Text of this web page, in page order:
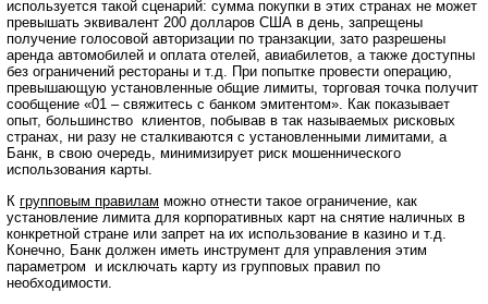
используется такой сценарий: сумма покупки в этих странах не может
превышать эквивалент 200 долларов США в день, запрещены
получение голосовой авторизации по транзакции, зато разрешены
аренда автомобилей и оплата отелей, авиабилетов, а также доступны
без ограничений рестораны и т.д. При попытке провести операцию,
превышающую установленные общие лимиты, торговая точка получит
сообщение «01 – свяжитесь с банком эмитентом». Как показывает
опыт, большинство клиентов, побывав в так называемых рисковых
странах, ни разу не сталкиваются с установленными лимитами, а
Банк, в свою очередь, минимизирует риск мошеннического
использования карты.
К групповым правилам можно отнести такое ограничение, как
установление лимита для корпоративных карт на снятие наличных в
конкретной стране или запрет на их использование в казино и т.д.
Конечно, Банк должен иметь инструмент для управления этим
параметром и исключать карту из групповых правил по
необходимости.